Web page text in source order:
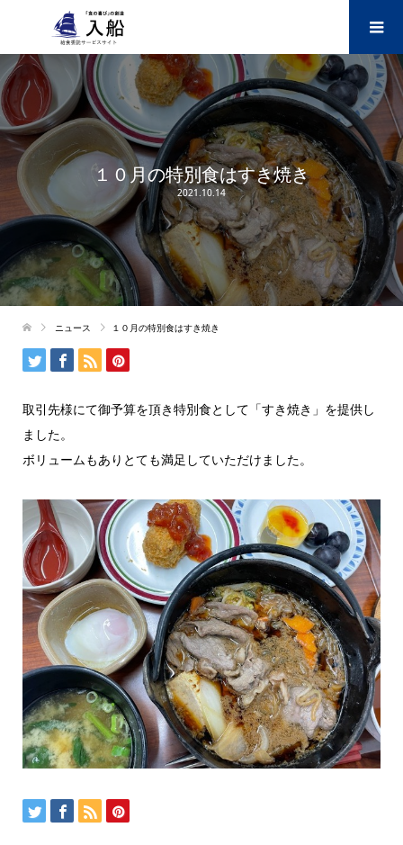
１０月の特別食はすき焼き
2021.10.14
ニュース １０月の特別食はすき焼き
取引先様にて御予算を頂き特別食として「すき焼き」を提供し
ました。
ボリュームもありとても満足していただけました。